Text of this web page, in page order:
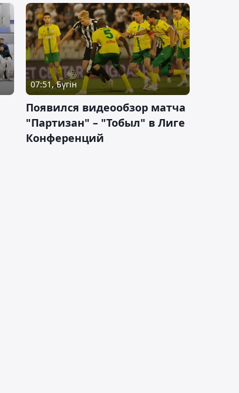
07:51, Бүгін
Появился видеообзор матча
"Партизан" – "Тобыл" в Лиге
Конференций